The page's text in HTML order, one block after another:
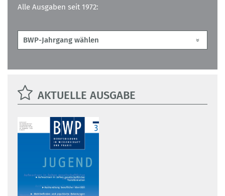
Alle Ausgaben seit 1972:
AKTUELLE AUSGABE